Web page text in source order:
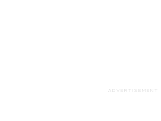
ADVERTISEMENT